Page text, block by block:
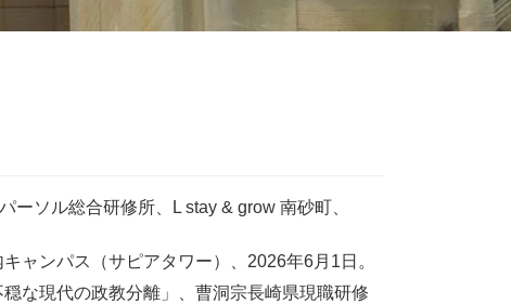
ソル総合研修所、L stay & grow 南砂町、
ャンパス（サピアタワー）、2026年6月1日。
な現代の政教分離」、曹洞宗長崎県現職研修